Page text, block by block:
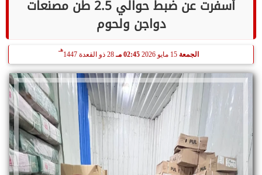
أسفرت عن ضبط حوالي 2.5 طن مصنعات
دواجن ولحوم
الجمعة 02:45 مـ 28 ذو القعدة 1447
هـ